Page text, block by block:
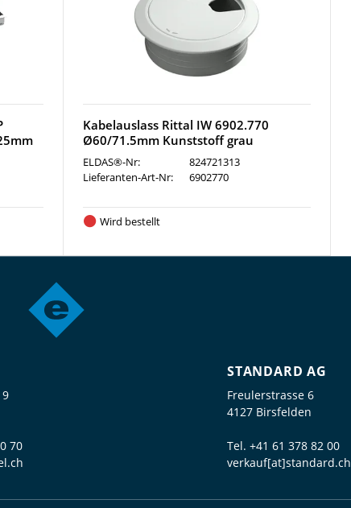
Kabelauslass Rittal IW 6902.770
Ø60/71.5mm Kunststoff grau
ELDAS®-Nr:
824721313
Lieferanten-Art-Nr:
6902770
Wird bestellt
70
STANDARD AG
Freulerstrasse 6
4127 Birsfelden
Tel. +41 61 378 82 00
verkauf[at]standard.ch